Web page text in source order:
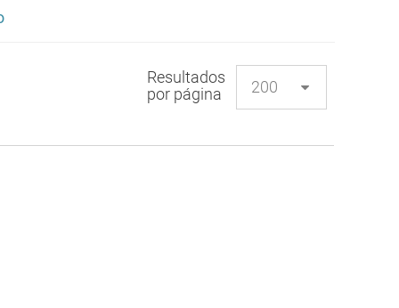
Resultados
por página